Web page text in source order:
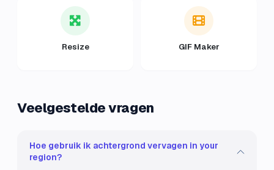
Resize GIF Maker
Veelgestelde vragen
Hoe gebruik ik achtergrond vervagen in your
region?